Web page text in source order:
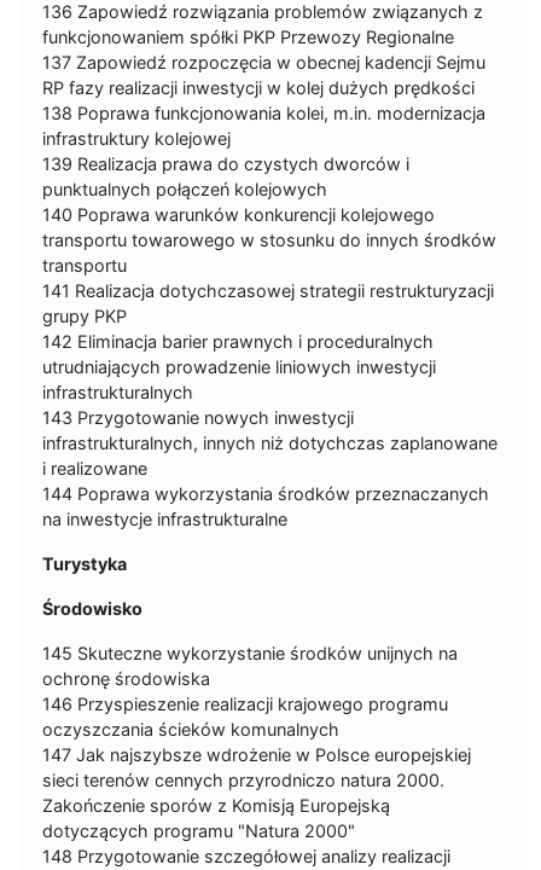
136 Zapowiedź rozwiązania problemów związanych z
funkcjonowaniem spółki PKP Przewozy Regionalne
137 Zapowiedź rozpoczęcia w obecnej kadencji Sejmu
RP fazy realizacji inwestycji w kolej dużych prędkości
138 Poprawa funkcjonowania kolei, m.in. modernizacja
infrastruktury kolejowej
139 Realizacja prawa do czystych dworców i
punktualnych połączeń kolejowych
140 Poprawa warunków konkurencji kolejowego
transportu towarowego w stosunku do innych środków
transportu
141 Realizacja dotychczasowej strategii restrukturyzacji
grupy PKP
142 Eliminacja barier prawnych i proceduralnych
utrudniających prowadzenie liniowych inwestycji
infrastrukturalnych
143 Przygotowanie nowych inwestycji
infrastrukturalnych, innych niż dotychczas zaplanowane
i realizowane
144 Poprawa wykorzystania środków przeznaczanych
na inwestycje infrastrukturalne
Turystyka
Środowisko
145 Skuteczne wykorzystanie środków unijnych na
ochronę środowiska
146 Przyspieszenie realizacji krajowego programu
oczyszczania ścieków komunalnych
147 Jak najszybsze wdrożenie w Polsce europejskiej
sieci terenów cennych przyrodniczo natura 2000.
Zakończenie sporów z Komisją Europejską
dotyczących programu "Natura 2000"
148 Przygotowanie szczegółowej analizy realizacji